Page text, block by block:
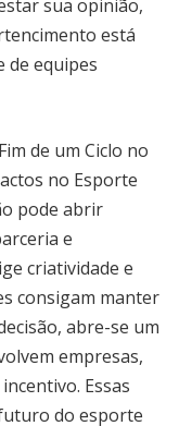
sua opinião,
está
de equipes
de um Ciclo no
no Esporte
pode abrir
e
criatividade e
consigam manter
abre-se um
empresas,
Essas
do esporte